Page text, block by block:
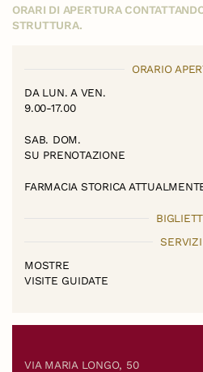
ORARI DI APERTURA
STRUTTURA.
ORARIO
DA LUN. A VEN.
9.00-17.00
SAB. DOM.
SU PRENOTAZIONE
FARMACIA STORICA
SERVIZI
MOSTRE
VISITE GUIDATE
VIA MARIA LONGO, 50